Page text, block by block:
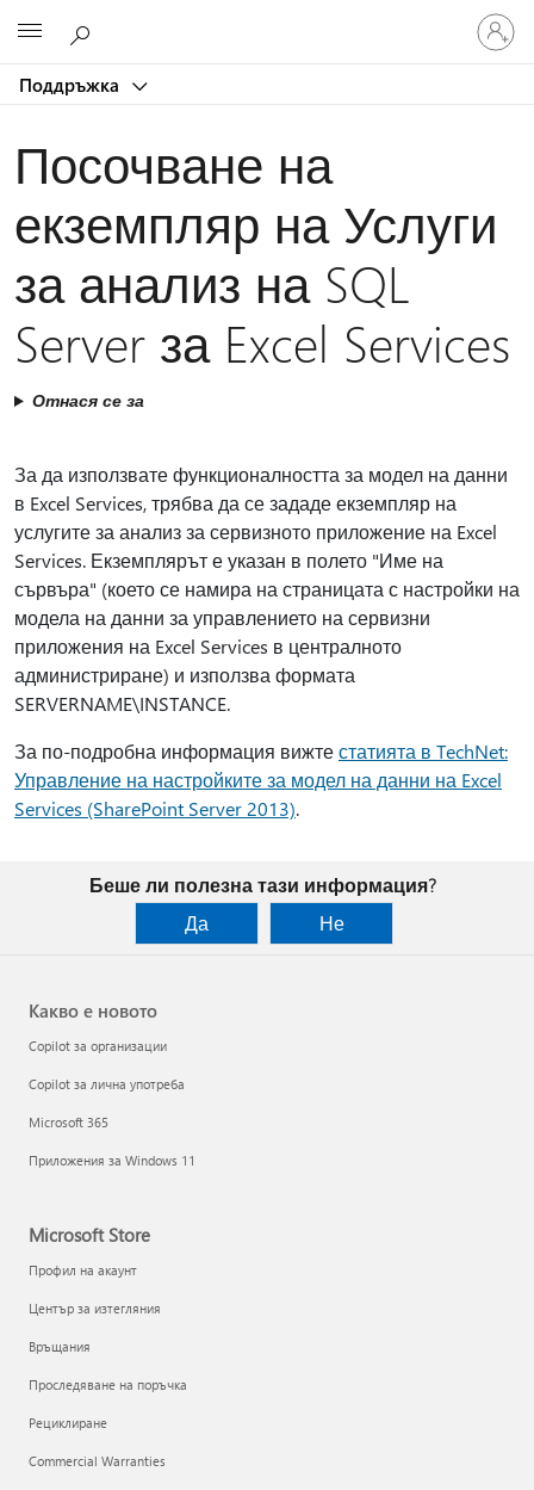
Поддръжка
Влезте
във
вашия
Посочване на
екземпляр на Услуги
за анализ на SQL
Server за Excel Services
Отнася се за
За да използвате функционалността за модел на данни
в Excel Services, трябва да се зададе екземпляр на
услугите за анализ за сервизното приложение на Excel
Services. Екземплярът е указан в полето "Име на
сървъра" (което се намира на страницата с настройки на
модела на данни за управлението на сервизни
приложения на Excel Services в централното
администриране) и използва формата
SERVERNAME\INSTANCE.
За по-подробна информация вижтестатията в TechNet:
Управление на настройките за модел на данни на Excel
Services (SharePoint Server 2013).
Беше ли полезна тази информация?
Да
Не
Какво е новото
Copilot за организации
Copilot за лична употреба
Microsoft 365
Приложения за Windows 11
Microsoft Store
Профил на акаунт
Център за изтегляния
Връщания
Проследяване на поръчка
Рециклиране
Commercial Warranties